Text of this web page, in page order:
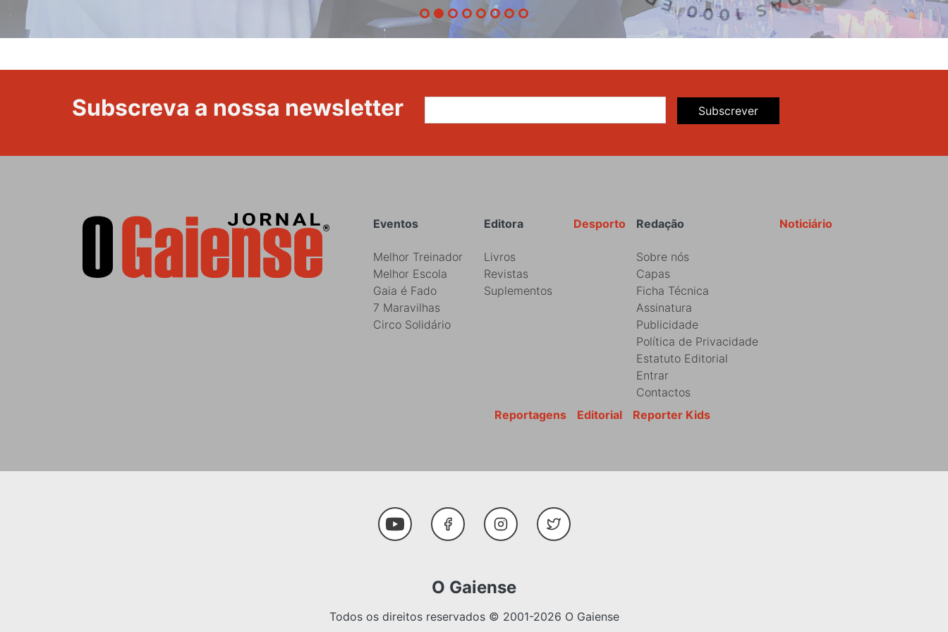
Subscreva a nossa newsletter Subscrever
Rodapé Noticiário
Redação
Sobre nós
Capas
Ficha Técnica
Assinatura
Publicidade
Política de Privacidade
Estatuto Editorial
Entrar
Contactos
Desporto
Editora
Livros
Revistas
Suplementos
Eventos
Melhor Treinador
Melhor Escola
Gaia é Fado
7 Maravilhas
Circo Solidário
Reporter Kids
Editorial
Reportagens
Youtube FacebookInstagramTwitter
O Gaiense
Todos os direitos reservados © 2001-2026 O Gaiense